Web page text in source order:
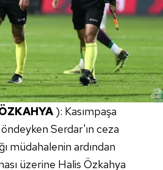
): Kasımpaşa
Serdar'ın ceza
müdahalenin ardından
üzerine Halis Özkahya